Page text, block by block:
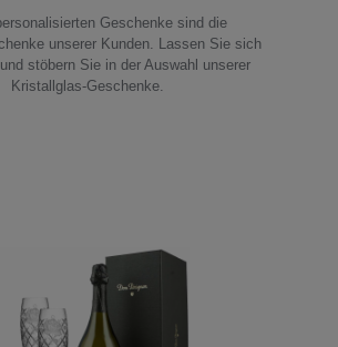
Geschenke sind die
unserer Kunden. Lassen Sie sich
stöbern Sie in der Auswahl unserer
Kristallglas-Geschenke.